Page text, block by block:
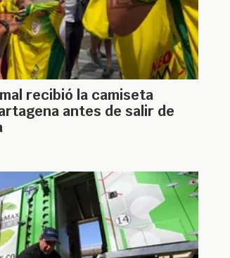
recibió la camiseta
antes de salir de